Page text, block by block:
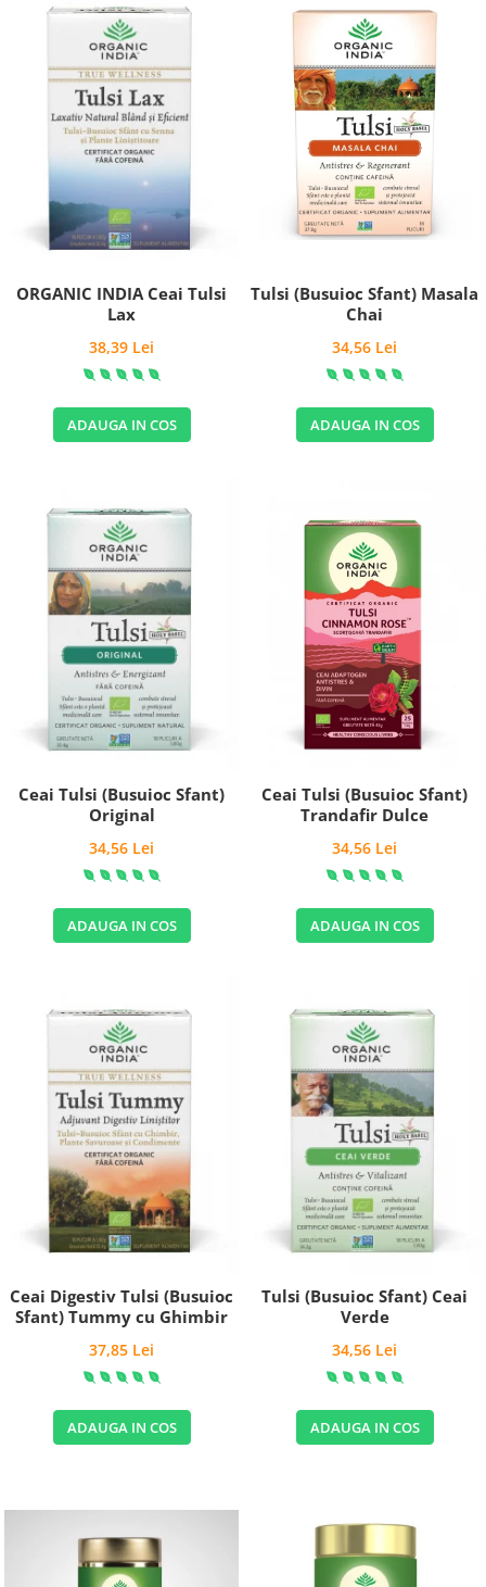
ORGANIC INDIA Ceai Tulsi
Lax
38,39 Lei
ADAUGA IN COS
Tulsi (Busuioc Sfant) Masala
Chai
34,56 Lei
ADAUGA IN COS
Ceai Tulsi (Busuioc Sfant)
Original
34,56 Lei
ADAUGA IN COS
Ceai Tulsi (Busuioc Sfant)
Trandafir Dulce
34,56 Lei
ADAUGA IN COS
Ceai Digestiv Tulsi (Busuioc
Sfant) Tummy cu Ghimbir
37,85 Lei
ADAUGA IN COS
Tulsi (Busuioc Sfant) Ceai
Verde
34,56 Lei
ADAUGA IN COS